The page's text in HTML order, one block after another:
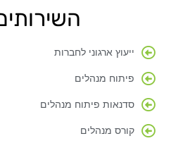
ייעוץ ארגוני לחברות
פיתוח מנהלים
סדנאות פיתוח מנהלים
קורס מנהלים